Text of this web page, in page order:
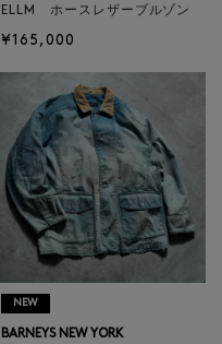
ELLM ホースレザーブルゾン
¥165,000
NEW
BARNEYS NEW YORK